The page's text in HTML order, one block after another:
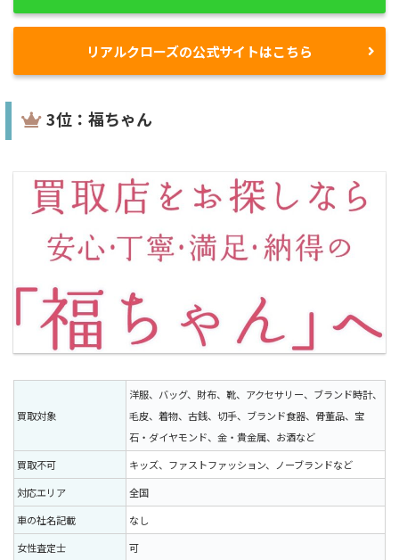
リアルクローズの公式サイトはこちら
3位：福ちゃん
買取対象
洋服、バッグ、財布、靴、アクセサリー、ブランド時計、
毛皮、着物、古銭、切手、ブランド食器、骨董品、宝
石・ダイヤモンド、金・貴金属、お酒など
買取不可
キッズ、ファストファッション、ノーブランドなど
対応エリア
全国
車の社名記載
なし
女性査定士
可